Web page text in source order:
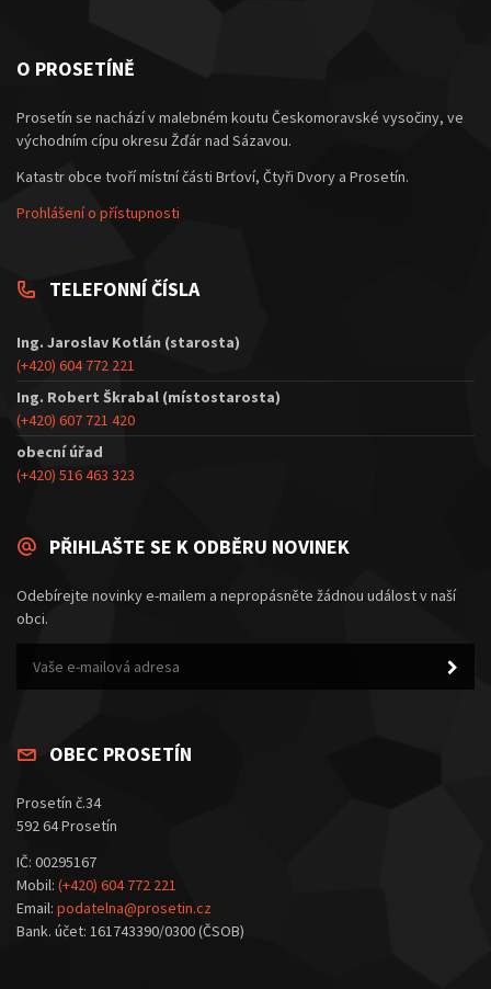
O PROSETÍNĚ
Prosetín se nachází v malebném koutu Českomoravské vysočiny, ve
východním cípu okresu Žďár nad Sázavou.
Katastr obce tvoří místní části Brťoví, Čtyři Dvory a Prosetín.
Prohlášení o přístupnosti
TELEFONNÍ ČÍSLA
Ing. Jaroslav Kotlán (starosta)
(+420) 604 772 221
Ing. Robert Škrabal (místostarosta)
(+420) 607 721 420
obecní úřad
(+420) 516 463 323
PŘIHLAŠTE SE K ODBĚRU NOVINEK
Odebírejte novinky e-mailem a nepropásněte žádnou událost v naší
obci.
OBEC PROSETÍN
Prosetín č.34
592 64 Prosetín
IČ: 00295167
Mobil: (+420) 604 772 221
Email: podatelna@prosetin.cz
Bank. účet: 161743390/0300 (ČSOB)